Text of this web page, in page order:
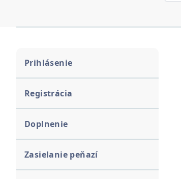
Prihlásenie
Registrácia
Doplnenie
Zasielanie peňazí